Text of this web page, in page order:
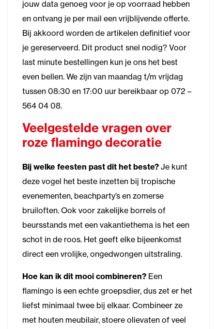
jouw data genoeg voor je op voorraad hebben
en ontvang je per mail een vrijblijvende offerte.
Bij akkoord worden de artikelen definitief voor
je gereserveerd. Dit product snel nodig? Voor
last minute bestellingen kun je ons het best
even bellen. We zijn van maandag t/m vrijdag
tussen 08:30 en 17:00 uur bereikbaar op 072 –
564 04 08.
Veelgestelde vragen over
roze flamingo decoratie
Bij welke feesten past dit het beste? Je kunt
deze vogel het beste inzetten bij tropische
evenementen, beachparty’s en zomerse
bruiloften. Ook voor zakelijke borrels of
beursstands met een vakantiethema is het een
schot in de roos. Het geeft elke bijeenkomst
direct een vrolijke, ongedwongen uitstraling.
Hoe kan ik dit mooi combineren? Een
flamingo is een echte groepsdier, dus zet er het
liefst minimaal twee bij elkaar. Combineer ze
met houten meubilair, stoere olievaten of veel